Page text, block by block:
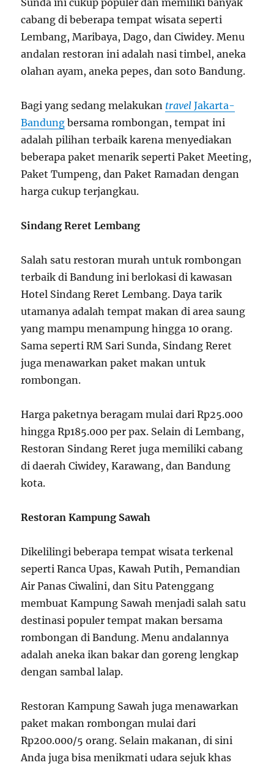
Sunda ini cukup populer dan memiliki banyak
cabang di beberapa tempat wisata seperti
Lembang, Maribaya, Dago, dan Ciwidey. Menu
andalan restoran ini adalah nasi timbel, aneka
olahan ayam, aneka pepes, dan soto Bandung.
Bagi yang sedang melakukan travelJakarta-
Bandung bersama rombongan, tempat ini
adalah pilihan terbaik karena menyediakan
beberapa paket menarik seperti Paket Meeting,
Paket Tumpeng, dan Paket Ramadan dengan
harga cukup terjangkau.
Sindang Reret Lembang
Salah satu restoran murah untuk rombongan
terbaik di Bandung ini berlokasi di kawasan
Hotel Sindang Reret Lembang. Daya tarik
utamanya adalah tempat makan di area saung
yang mampu menampung hingga 10 orang.
Sama seperti RM Sari Sunda, Sindang Reret
juga menawarkan paket makan untuk
rombongan.
Harga paketnya beragam mulai dari Rp25.000
hingga Rp185.000 per pax. Selain di Lembang,
Restoran Sindang Reret juga memiliki cabang
di daerah Ciwidey, Karawang, dan Bandung
kota.
Restoran Kampung Sawah
Dikelilingi beberapa tempat wisata terkenal
seperti Ranca Upas, Kawah Putih, Pemandian
Air Panas Ciwalini, dan Situ Patenggang
membuat Kampung Sawah menjadi salah satu
destinasi populer tempat makan bersama
rombongan di Bandung. Menu andalannya
adalah aneka ikan bakar dan goreng lengkap
dengan sambal lalap.
Restoran Kampung Sawah juga menawarkan
paket makan rombongan mulai dari
Rp200.000/5 orang. Selain makanan, di sini
Anda juga bisa menikmati udara sejuk khas